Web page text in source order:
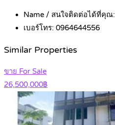
Name / สนใจติดต่อได้ที่คุณ:
เบอร์โทร: 0964644556
Similar Properties
ขาย For Sale
26,500,000฿